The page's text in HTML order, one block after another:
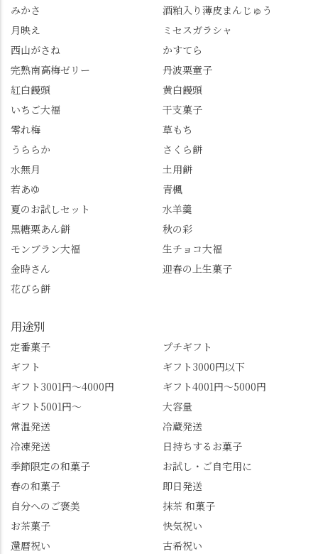
を実施中。期限は
7/26（日）。但し、「み
ずは北川」のアプリ会
ゼリーは生の写真を撮
りたかったのですが、
崩れてしまいました。
リ会員の登録はほんと
うにおすすめ。ポイン
トもすぐに貯まります
し、いろんな特典もあ
していない人はぜひこ
の機会に会員登録もし
てみてね。 みなさんは
この中で気になったも
すめ品ばかりです。よ
かったらぜひこの機会
北川🍡 住所 長岡京市う
ぐいす台1-3 TEL 075-
954-0400 営業時間 10:00
@mizuha_kitagawa #セン
ス長岡京 #SENSE長岡
京公式アンバサダー #み
ずは北川 私のアカウン
グルメをメインに発
信。お店選びの参考な
✨ちょうどこの日から
始まった「あじさい供
養」で、池に浮かぶあ
じさいにも出会えるか
も。 天然記念物の「遊
龍の松」は、地を這う
ように伸びる主幹がま
える迫力！そして桂昌
院お手植えと伝わる樹
齢300年超のしだれ
桜。"玉の輿"の語源に
院と徳川綱吉の、教科
書がひっくり返るよう
な再評価のお話まで聞
景、もっと知られてほ
しい！ 🍋締めは「みず
話題のレモンわらび餅
と、夏季限定・竹筒入
り水ようかん「清竹」
んな大満足の笑顔😋 さ
らに日高さんから、な
かの邸の珈琲パックと
小倉山荘のお菓子のサ
で🎁最後の最後まで"お
もてなし"の心を教えて
みかさ
酒粕入り薄皮まんじゅう
月映え
ミセスガラシャ
西山がさね
かすてら
完熟南高梅ゼリー
丹波栗童子
紅白饅頭
黄白饅頭
いちご大福
干支菓子
零れ梅
草もち
うららか
さくら餅
水無月
土用餅
若あゆ
青楓
夏のお試しセット
水羊羹
黒糖栗あん餅
秋の彩
モンブラン大福
生チョコ大福
金時さん
迎春の上生菓子
花びら餅
用途別
定番菓子
プチギフト
ギフト
ギフト3000円以下
ギフト3001円～4000円
ギフト4001円～5000円
ギフト5001円～
大容量
常温発送
冷蔵発送
冷凍発送
日持ちするお菓子
季節限定の和菓子
お試し・ご自宅用に
春の和菓子
即日発送
自分へのご褒美
抹茶 和菓子
お茶菓子
快気祝い
還暦祝い
古希祝い